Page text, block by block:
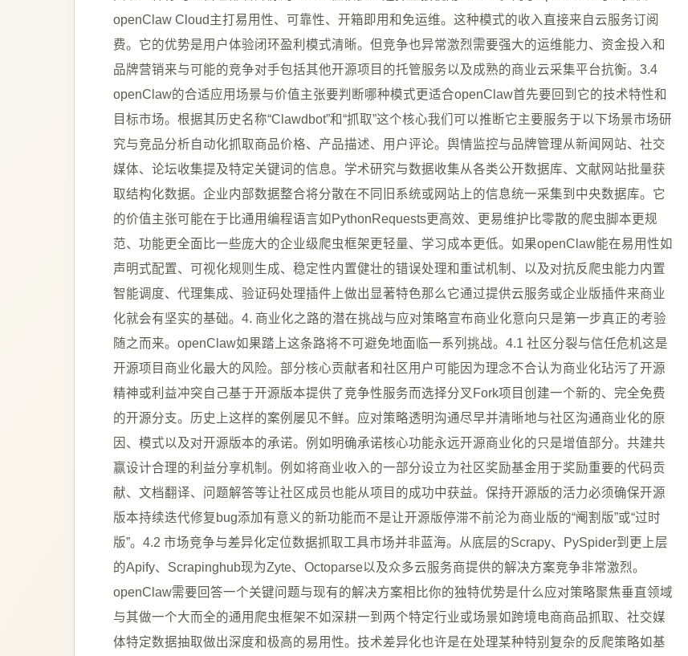
openClaw Cloud主打易用性、可靠性、开箱即用和免运维。这种模式的收入直接来自云服务订阅
费。它的优势是用户体验闭环盈利模式清晰。但竞争也异常激烈需要强大的运维能力、资金投入和
品牌营销来与可能的竞争对手包括其他开源项目的托管服务以及成熟的商业云采集平台抗衡。3.4
openClaw的合适应用场景与价值主张要判断哪种模式更适合openClaw首先要回到它的技术特性和
目标市场。根据其历史名称“Clawdbot”和“抓取”这个核心我们可以推断它主要服务于以下场景市场研
究与竞品分析自动化抓取商品价格、产品描述、用户评论。舆情监控与品牌管理从新闻网站、社交
媒体、论坛收集提及特定关键词的信息。学术研究与数据收集从各类公开数据库、文献网站批量获
取结构化数据。企业内部数据整合将分散在不同旧系统或网站上的信息统一采集到中央数据库。它
的价值主张可能在于比通用编程语言如PythonRequests更高效、更易维护比零散的爬虫脚本更规
范、功能更全面比一些庞大的企业级爬虫框架更轻量、学习成本更低。如果openClaw能在易用性如
声明式配置、可视化规则生成、稳定性内置健壮的错误处理和重试机制、以及对抗反爬虫能力内置
智能调度、代理集成、验证码处理插件上做出显著特色那么它通过提供云服务或企业版插件来商业
化就会有坚实的基础。4. 商业化之路的潜在挑战与应对策略宣布商业化意向只是第一步真正的考验
随之而来。openClaw如果踏上这条路将不可避免地面临一系列挑战。4.1 社区分裂与信任危机这是
开源项目商业化最大的风险。部分核心贡献者和社区用户可能因为理念不合认为商业化玷污了开源
精神或利益冲突自己基于开源版本提供了竞争性服务而选择分叉Fork项目创建一个新的、完全免费
的开源分支。历史上这样的案例屡见不鲜。应对策略透明沟通尽早并清晰地与社区沟通商业化的原
因、模式以及对开源版本的承诺。例如明确承诺核心功能永远开源商业化的只是增值部分。共建共
赢设计合理的利益分享机制。例如将商业收入的一部分设立为社区奖励基金用于奖励重要的代码贡
献、文档翻译、问题解答等让社区成员也能从项目的成功中获益。保持开源版的活力必须确保开源
版本持续迭代修复bug添加有意义的新功能而不是让开源版停滞不前沦为商业版的“阉割版”或“过时
版”。4.2 市场竞争与差异化定位数据抓取工具市场并非蓝海。从底层的Scrapy、PySpider到更上层
的Apify、Scrapinghub现为Zyte、Octoparse以及众多云服务商提供的解决方案竞争非常激烈。
openClaw需要回答一个关键问题与现有的解决方案相比你的独特优势是什么应对策略聚焦垂直领域
与其做一个大而全的通用爬虫框架不如深耕一到两个特定行业或场景如跨境电商商品抓取、社交媒
体特定数据抽取做出深度和极高的易用性。技术差异化也许是在处理某种特别复杂的反爬策略如基